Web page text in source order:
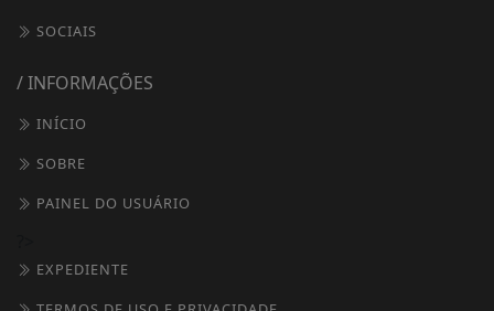
SOCIAIS
/ INFORMAÇÕES
INÍCIO
SOBRE
PAINEL DO USUÁRIO
EXPEDIENTE